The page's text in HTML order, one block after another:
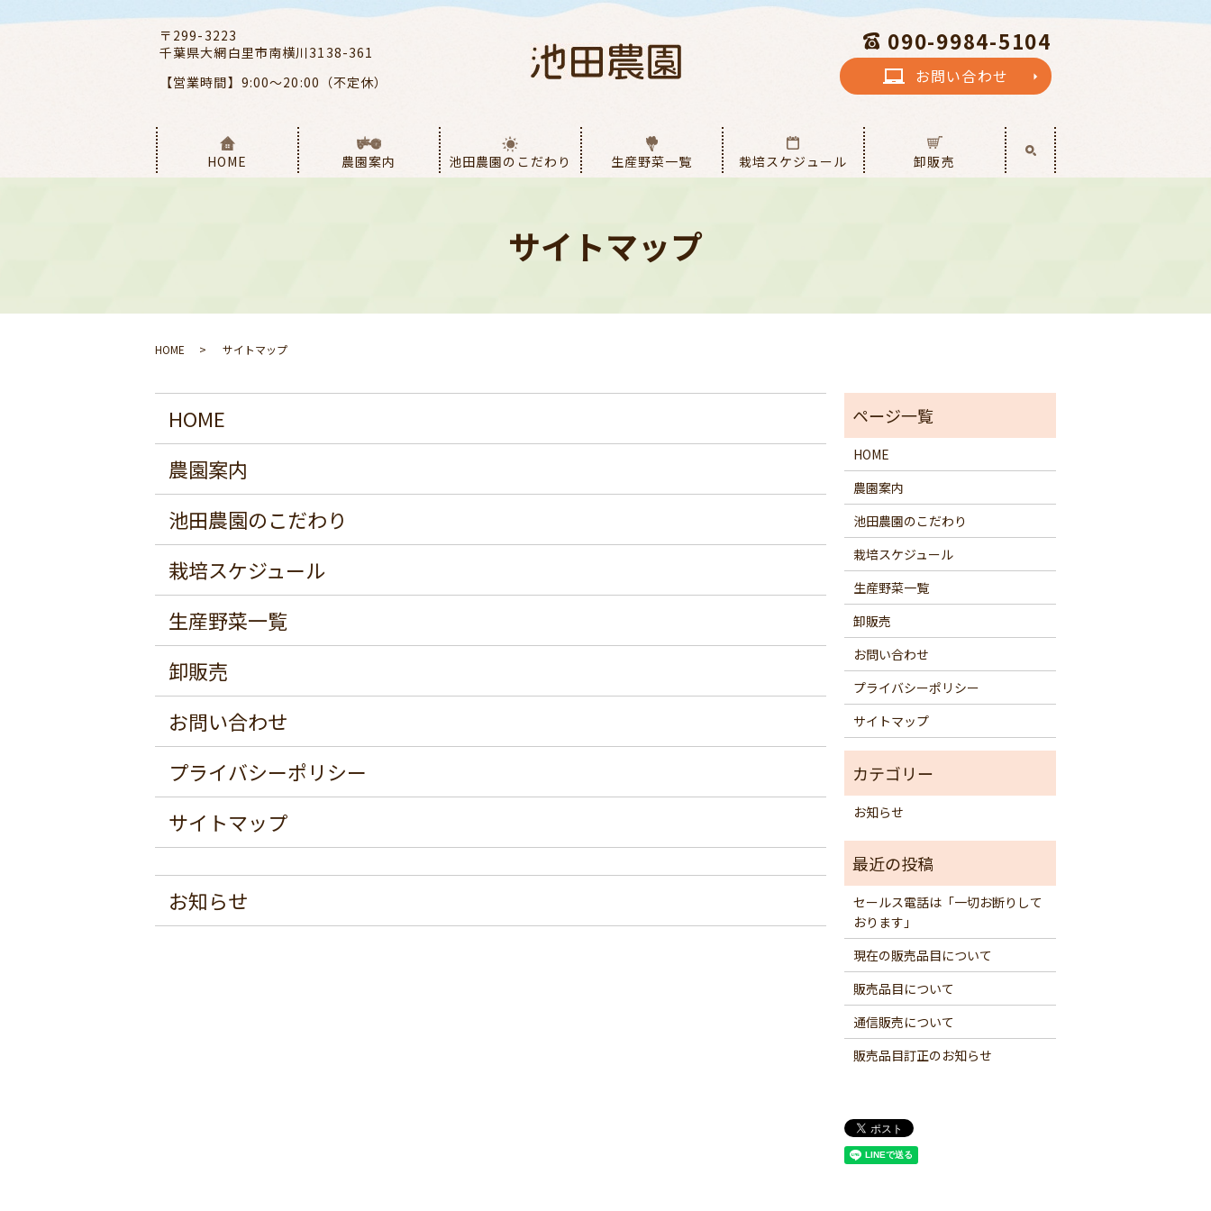
〒299-3223
千葉県大網白里市南横川3138-361
【営業時間】9:00～20:00（不定休）
090-9984-5104
laptop_chromebook お問い合わせ
HOME 農園案内 池田農園のこだわり 生産野菜一覧 栽培スケジュール 卸販売 search
サイトマップ
HOME サイトマップ
HOME
農園案内
池田農園のこだわり
栽培スケジュール
生産野菜一覧
卸販売
お問い合わせ
プライバシーポリシー
サイトマップ
お知らせ
HOME
農園案内
池田農園のこだわり
栽培スケジュール
生産野菜一覧
卸販売
お問い合わせ
プライバシーポリシー
サイトマップ
お知らせ
セールス電話は「一切お断りして
おります」
現在の販売品目について
販売品目について
通信販売について
販売品目訂正のお知らせ